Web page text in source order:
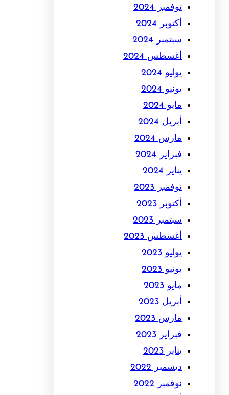
نوفمبر 2024
أكتوبر 2024
سبتمبر 2024
أغسطس 2024
يوليو 2024
يونيو 2024
مايو 2024
أبريل 2024
مارس 2024
فبراير 2024
يناير 2024
نوفمبر 2023
أكتوبر 2023
سبتمبر 2023
أغسطس 2023
يوليو 2023
يونيو 2023
مايو 2023
أبريل 2023
مارس 2023
فبراير 2023
يناير 2023
ديسمبر 2022
نوفمبر 2022